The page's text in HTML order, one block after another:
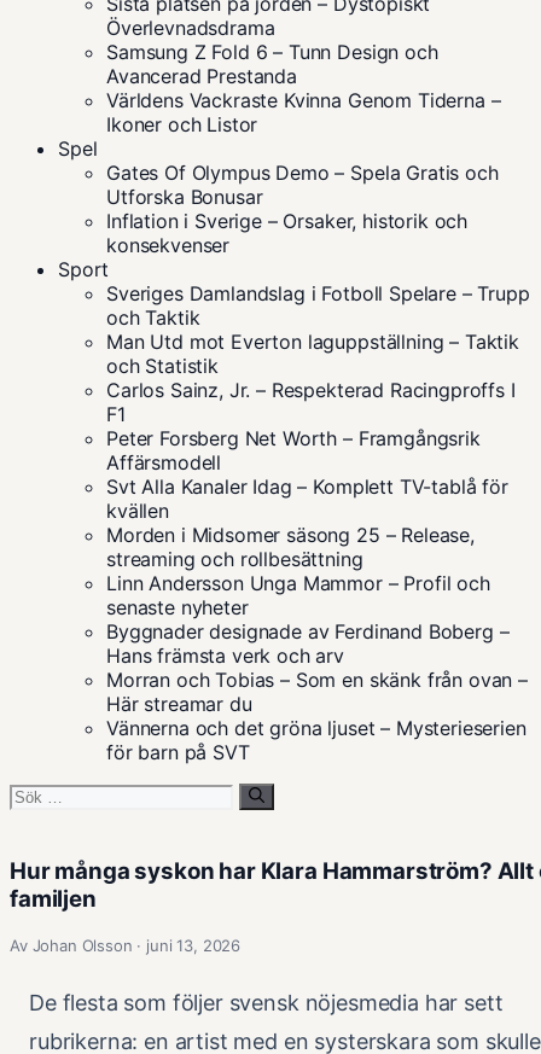
Överlevnadsdrama
Samsung Z Fold 6 – Tunn Design och
Avancerad Prestanda
Världens Vackraste Kvinna Genom Tiderna –
Ikoner och Listor
Spel
Gates Of Olympus Demo – Spela Gratis och
Utforska Bonusar
Inflation i Sverige – Orsaker, historik och
konsekvenser
Sport
Sveriges Damlandslag i Fotboll Spelare – Trupp
och Taktik
Man Utd mot Everton laguppställning – Taktik
och Statistik
Carlos Sainz, Jr. – Respekterad Racingproffs I
F1
Peter Forsberg Net Worth – Framgångsrik
Affärsmodell
Svt Alla Kanaler Idag – Komplett TV-tablå för
kvällen
Morden i Midsomer säsong 25 – Release,
streaming och rollbesättning
Linn Andersson Unga Mammor – Profil och
senaste nyheter
Byggnader designade av Ferdinand Boberg –
Hans främsta verk och arv
Morran och Tobias – Som en skänk från ovan –
Här streamar du
Vännerna och det gröna ljuset – Mysterieserien
för barn på SVT
Sök
Hur många syskon har Klara Hammarström? Allt
familjen
Av Johan Olsson · juni 13, 2026
De flesta som följer svensk nöjesmedia har sett
rubrikerna: en artist med en systerskara som